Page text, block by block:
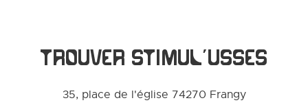
TROUVER STIMUL’USSES
35, place de l'église 74270 Frangy